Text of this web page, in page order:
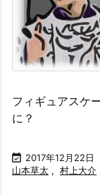
フィギュアスケ
に？
 2017年12月22日
山本草太 , 村上大介